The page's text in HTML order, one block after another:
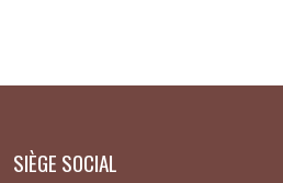
SIÈGE SOCIAL